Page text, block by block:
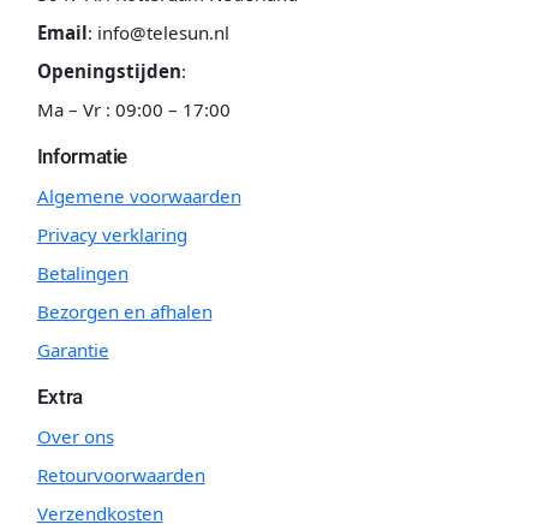
Email: info@telesun.nl
Openingstijden:
Ma – Vr : 09:00 – 17:00
Informatie
Algemene voorwaarden
Privacy verklaring
Betalingen
Bezorgen en afhalen
Garantie
Extra
Over ons
Retourvoorwaarden
Verzendkosten